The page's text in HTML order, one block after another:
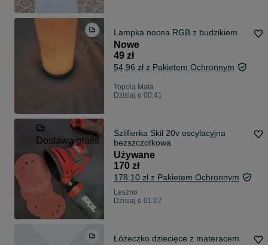
Lampka nocna RGB z budzikiem
Nowe
49 zł
54,96 zł z Pakietem Ochronnym
Topola Mała
Dzisiaj o 00:41
Dostawa gratis
Szlifierka Skil 20v oscylacyjna
bezszczotkowa
Używane
170 zł
178,10 zł z Pakietem Ochronnym
Leszno
Dzisiaj o 01:07
Łóżeczko dziecięce z materacem